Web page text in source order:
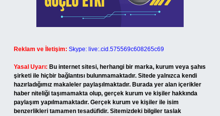
Reklam ve İletişim: Skype: live:.cid.575569c608265c69
Yasal Uyarı: Bu internet sitesi, herhangi bir marka, kurum veya şahıs
şirketi ile hiçbir bağlantısı bulunmamaktadır. Sitede yalnızca kendi
hazırladığımız makaleler paylaşılmaktadır. Burada yer alan içerikler
haber niteliği taşımamakta olup, gerçek kurum ve kişiler hakkında
paylaşım yapılmamaktadır. Gerçek kurum ve kişiler ile isim
benzerlikleri tamamen tesadüfidir. Sitemizdeki bilgiler taslak